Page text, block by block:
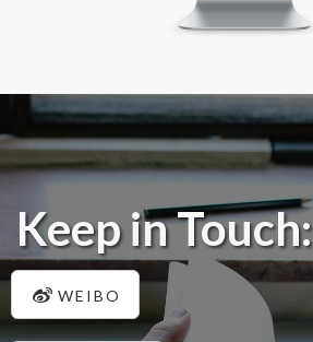
Keep in Touch:
WEIBO